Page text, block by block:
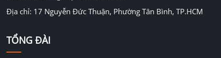
Địa chỉ: 17 Nguyễn Đức Thuận, Phường Tân Bình, TP.HCM
TỔNG ĐÀI